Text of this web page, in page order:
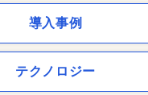
導入事例
テクノロジー